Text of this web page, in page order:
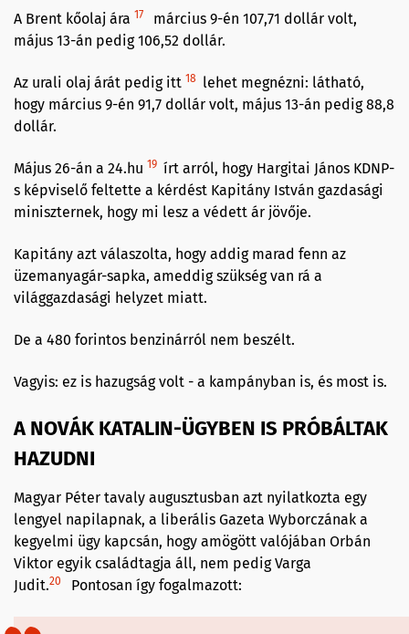
A Brent kőolaj ára 17
március 9-én 107,71 dollár volt,
május 13-án pedig 106,52 dollár.
Az urali olaj árát pedig itt 18
lehet megnézni: látható,
hogy március 9-én 91,7 dollár volt, május 13-án pedig 88,8
dollár.
Május 26-án a 24.hu 19 írt arról, hogy Hargitai János KDNP-
s képviselő feltette a kérdést Kapitány István gazdasági
miniszternek, hogy mi lesz a védett ár jövője.
Kapitány azt válaszolta, hogy addig marad fenn az
üzemanyagár-sapka, ameddig szükség van rá a
világgazdasági helyzet miatt.
De a 480 forintos benzinárról nem beszélt.
Vagyis: ez is hazugság volt - a kampányban is, és most is.
A NOVÁK KATALIN-ÜGYBEN IS PRÓBÁLTAK
HAZUDNI
Magyar Péter tavaly augusztusban azt nyilatkozta egy
lengyel napilapnak, a liberális Gazeta Wyborczának a
kegyelmi ügy kapcsán, hogy amögött valójában Orbán
Viktor egyik családtagja áll, nem pedig Varga
Judit.20 Pontosan így fogalmazott: